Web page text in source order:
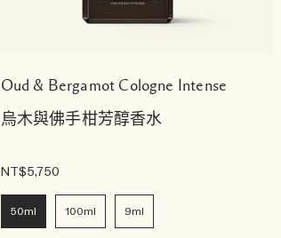
Oud & Bergamot Cologne Intense
烏木與佛手柑芳醇香水
NT$5,750
50ml 100ml 9ml